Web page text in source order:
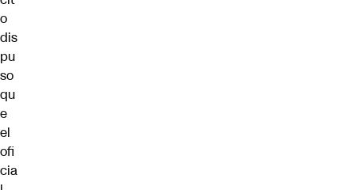
o
dis
pu
so
qu
e
el
ofi
cia